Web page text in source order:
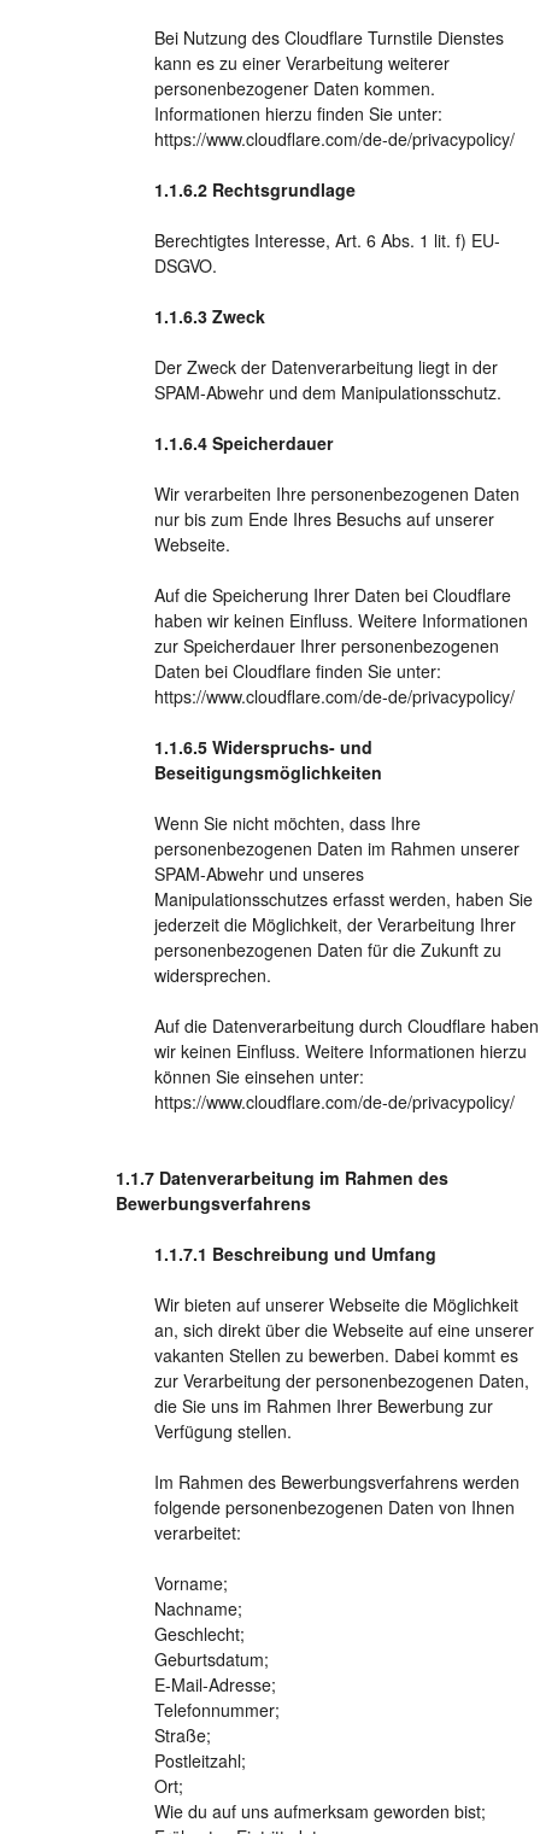
Bei Nutzung des Cloudflare Turnstile Dienstes
kann es zu einer Verarbeitung weiterer
personenbezogener Daten kommen.
Informationen hierzu finden Sie unter:
https://www.cloudflare.com/de-de/privacypolicy/
Rechtsgrundlage
Berechtigtes Interesse, Art. 6 Abs. 1 lit. f) EU-
DSGVO.
Zweck
Der Zweck der Datenverarbeitung liegt in der
SPAM-Abwehr und dem Manipulationsschutz.
Speicherdauer
Wir verarbeiten Ihre personenbezogenen Daten
nur bis zum Ende Ihres Besuchs auf unserer
Webseite.
Auf die Speicherung Ihrer Daten bei Cloudflare
haben wir keinen Einfluss. Weitere Informationen
zur Speicherdauer Ihrer personenbezogenen
Daten bei Cloudflare finden Sie unter:
https://www.cloudflare.com/de-de/privacypolicy/
Widerspruchs- und
Beseitigungsmöglichkeiten
Wenn Sie nicht möchten, dass Ihre
personenbezogenen Daten im Rahmen unserer
SPAM-Abwehr und unseres
Manipulationsschutzes erfasst werden, haben Sie
jederzeit die Möglichkeit, der Verarbeitung Ihrer
personenbezogenen Daten für die Zukunft zu
widersprechen.
Auf die Datenverarbeitung durch Cloudflare haben
wir keinen Einfluss. Weitere Informationen hierzu
können Sie einsehen unter:
https://www.cloudflare.com/de-de/privacypolicy/
Datenverarbeitung im Rahmen des
Bewerbungsverfahrens
Beschreibung und Umfang
Wir bieten auf unserer Webseite die Möglichkeit
an, sich direkt über die Webseite auf eine unserer
vakanten Stellen zu bewerben. Dabei kommt es
zur Verarbeitung der personenbezogenen Daten,
die Sie uns im Rahmen Ihrer Bewerbung zur
Verfügung stellen.
Im Rahmen des Bewerbungsverfahrens werden
folgende personenbezogenen Daten von Ihnen
verarbeitet:
Vorname;
Nachname;
Geschlecht;
Geburtsdatum;
E-Mail-Adresse;
Telefonnummer;
Straße;
Postleitzahl;
Ort;
Wie du auf uns aufmerksam geworden bist;